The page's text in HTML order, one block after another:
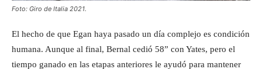
Foto: Giro de Italia 2021.
El hecho de que Egan haya pasado un día complejo es condición
humana. Aunque al final, Bernal cedió 58” con Yates, pero el
tiempo ganado en las etapas anteriores le ayudó para mantener